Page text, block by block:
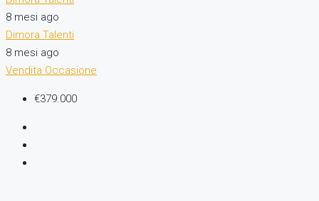
8 mesi ago
Dimora Talenti
8 mesi ago
Vendita Occasione
€379.000